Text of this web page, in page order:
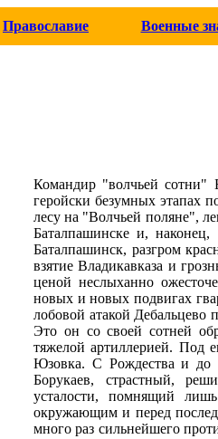
Православие Военные
Командир "волчьей сотни"
геройски безумных этапах
лесу на "Волчьей поляне",
Баталпашинске и,
Баталпашинск, разгром
взятие Владикавказа и
ценой неслыханно
новых и новых подвигах
лобовой атакой
Это он со своей сотней
тяжелой артиллерией. Под
Юзовка. С Рождества и до
Борукаев, страстный,
усталости, помнящий
окружающим и перед
много раз сильнейшего